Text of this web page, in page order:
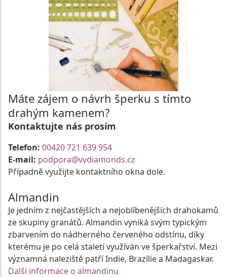
Máte zájem o návrh šperku s tímto
drahým kamenem?
Kontaktujte nás prosím
Telefon: 00420 721 639 954
E-mail: podpora@vvdiamonds.cz
Případně využijte kontaktního okna dole.
Almandin
Je jedním z nejčastějších a nejoblíbenějších drahokamů
ze skupiny granátů. Almandin vyniká svým typickým
zbarvením do nádherného červeného odstínu, díky
kterému je po celá staletí využíván ve šperkařství. Mezi
významná naleziště patří Indie, Brazílie a Madagaskar.
Další informace o almandinu